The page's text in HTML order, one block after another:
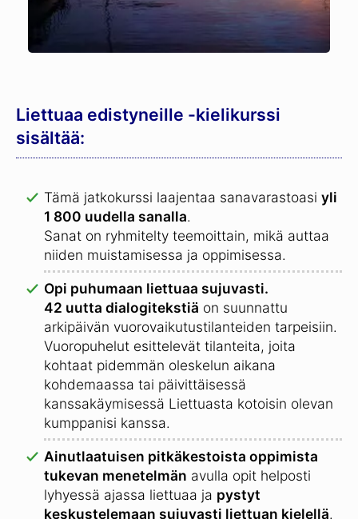
Liettuaa edistyneille -kielikurssi
sisältää:
Tämä jatkokurssi laajentaa sanavarastoasi yli
1 800 uudella sanalla.
Sanat on ryhmitelty teemoittain, mikä auttaa
niiden muistamisessa ja oppimisessa.
Opi puhumaan liettuaa sujuvasti.
42 uutta dialogitekstiä on suunnattu
arkipäivän vuorovaikutustilanteiden tarpeisiin.
Vuoropuhelut esittelevät tilanteita, joita
kohtaat pidemmän oleskelun aikana
kohdemaassa tai päivittäisessä
kanssakäymisessä Liettuasta kotoisin olevan
kumppanisi kanssa.
Ainutlaatuisen pitkäkestoista oppimista
tukevan menetelmän avulla opit helposti
lyhyessä ajassa liettuaa ja pystyt
keskustelemaan sujuvasti liettuan kielellä.